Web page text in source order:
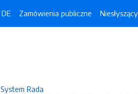
DE Zamówienia publiczne Niesłyszący
System Rada